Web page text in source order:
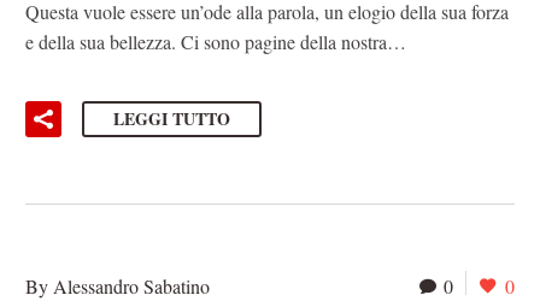
Questa vuole essere un’ode alla parola, un elogio della sua forza
e della sua bellezza. Ci sono pagine della nostra…
LEGGI TUTTO
0 0
By Alessandro Sabatino